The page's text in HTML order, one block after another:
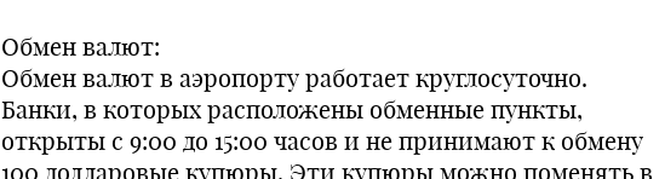
Обмен валют:
Обмен валют в аэропорту работает круглосуточно.
Банки, в которых расположены обменные пункты,
открыты с 9:00 до 15:00 часов и не принимают к обмену
100 долларовые купюры. Эти купюры можно поменять в